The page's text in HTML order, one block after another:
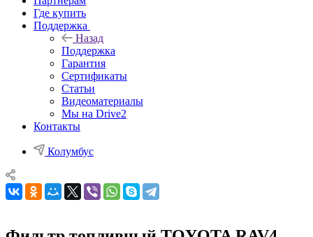
Где купить
Поддержка
Назад
Поддержка
Гарантия
Сертификаты
Статьи
Видеоматериалы
Мы на Drive2
Контакты
Колумбус